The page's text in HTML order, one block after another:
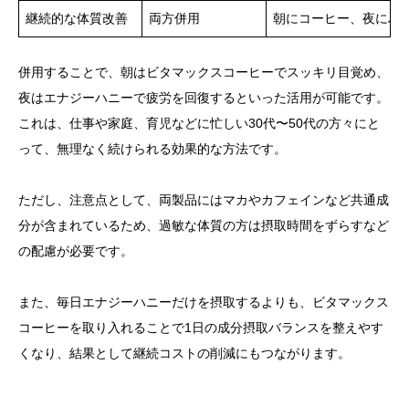
継続的な体質改善 両方併用 朝にコーヒー、夜にハ
併用することで、朝はビタマックスコーヒーでスッキリ目覚め、
夜はエナジーハニーで疲労を回復するといった活用が可能です。
これは、仕事や家庭、育児などに忙しい30代〜50代の方々にと
って、無理なく続けられる効果的な方法です。
ただし、注意点として、両製品にはマカやカフェインなど共通成
分が含まれているため、過敏な体質の方は摂取時間をずらすなど
の配慮が必要です。
また、毎日エナジーハニーだけを摂取するよりも、ビタマックス
コーヒーを取り入れることで1日の成分摂取バランスを整えやす
くなり、結果として継続コストの削減にもつながります。